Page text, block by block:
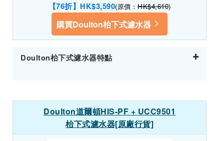
【76折】HK$3,590(原價： HK$4,610)
購買Doulton枱下式濾水器
Doulton枱下式濾水器特點
Doulton道爾頓HIS-PF + UCC9501
枱下式濾水器[原廠行貨]